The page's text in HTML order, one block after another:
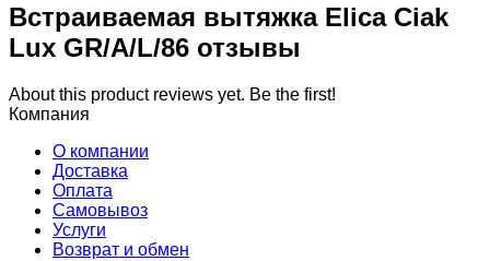
Встраиваемая вытяжка Elica Ciak
Lux GR/A/L/86 отзывы
About this product reviews yet. Be the first!
Компания
О компании
Доставка
Оплата
Самовывоз
Услуги
Возврат и обмен